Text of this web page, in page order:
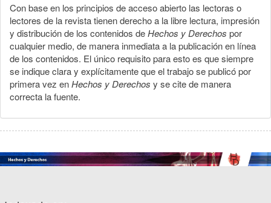
Con base en los principios de acceso abierto las lectoras o
lectores de la revista tienen derecho a la libre lectura, impresión
y distribución de los contenidos deHechos y Derechos por
cualquier medio, de manera inmediata a la publicación en línea
de los contenidos. El único requisito para esto es que siempre
se indique clara y explícitamente que el trabajo se publicó por
primera vez enHechos y Derechos y se cite de manera
correcta la fuente.